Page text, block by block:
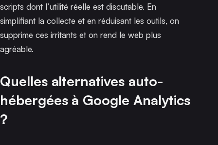
scripts dont l’utilité réelle est discutable. En
simplifiant la collecte et en réduisant les outils, on
supprime ces irritants et on rend le web plus
agréable.
Quelles alternatives auto-
hébergées à Google Analytics
?